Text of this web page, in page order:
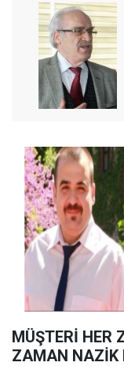
MÜŞTERİ HER
ZAMAN NAZİK